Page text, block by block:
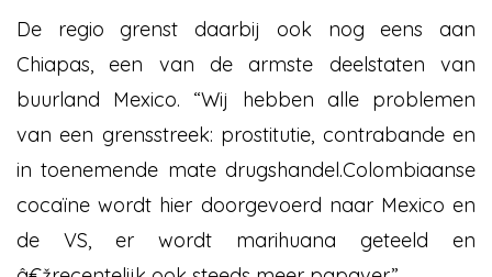
De regio grenst daarbij ook nog eens aan
Chiapas, een van de armste deelstaten van
buurland Mexico. “Wij hebben alle problemen
van een grensstreek: prostitutie, contrabande en
in toenemende mate drugshandel.Colombiaanse
cocaïne wordt hier doorgevoerd naar Mexico en
de VS, er wordt marihuana geteeld en